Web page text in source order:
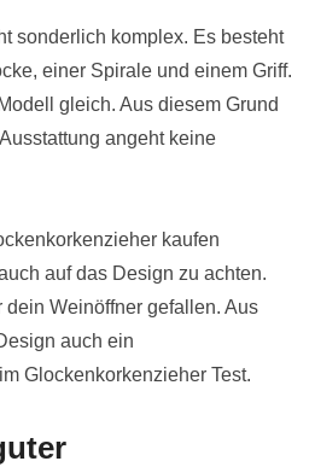
sonderlich komplex. Es besteht
einer Spirale und einem Griff.
gleich. Aus diesem Grund
angeht keine
kaufen
auf das Design zu achten.
dein Weinöffner gefallen. Aus
auch ein
Glockenkorkenzieher Test.